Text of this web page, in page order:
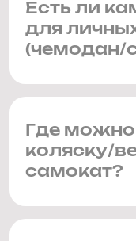
Есть ли
для
(чемодан/
Где можно
коляску/
самокат?